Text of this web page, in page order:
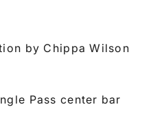
by Chippa Wilson
Pass center bar